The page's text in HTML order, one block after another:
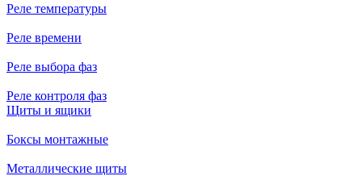
Реле температуры
Реле времени
Реле выбора фаз
Реле контроля фаз
Щиты и ящики
Боксы монтажные
Металлические щиты